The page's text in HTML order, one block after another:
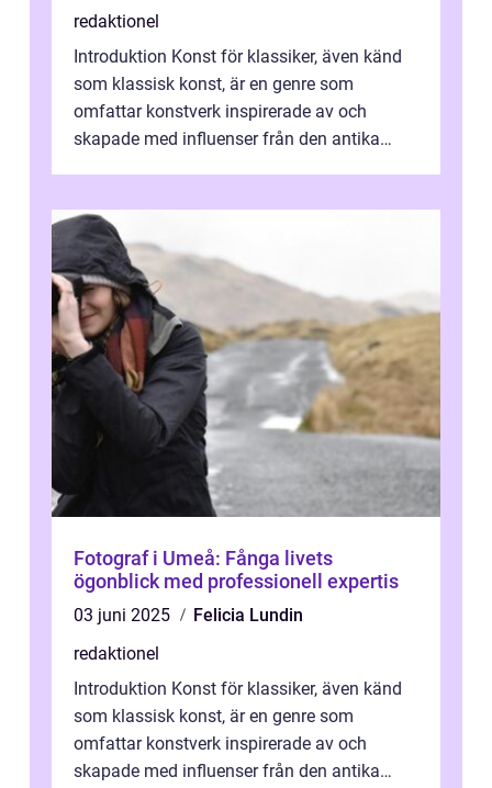
redaktionel
Introduktion Konst för klassiker, även känd
som klassisk konst, är en genre som
omfattar konstverk inspirerade av och
skapade med influenser från den antika
Fotograf i Umeå: Fånga livets
ögonblick med professionell expertis
03 juni 2025
Felicia Lundin
redaktionel
Introduktion Konst för klassiker, även känd
som klassisk konst, är en genre som
omfattar konstverk inspirerade av och
skapade med influenser från den antika